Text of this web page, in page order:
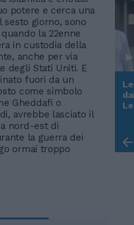
potere e cerca una
sesto giorno, sono
la 22enne
in custodia della
anche per via
degli Stati Uniti. E
fuori da un
come simbolo
Gheddafi o
avrebbe lasciato il
nord-est di
la guerra dei
ormai troppo
a Come States?
e la strategia